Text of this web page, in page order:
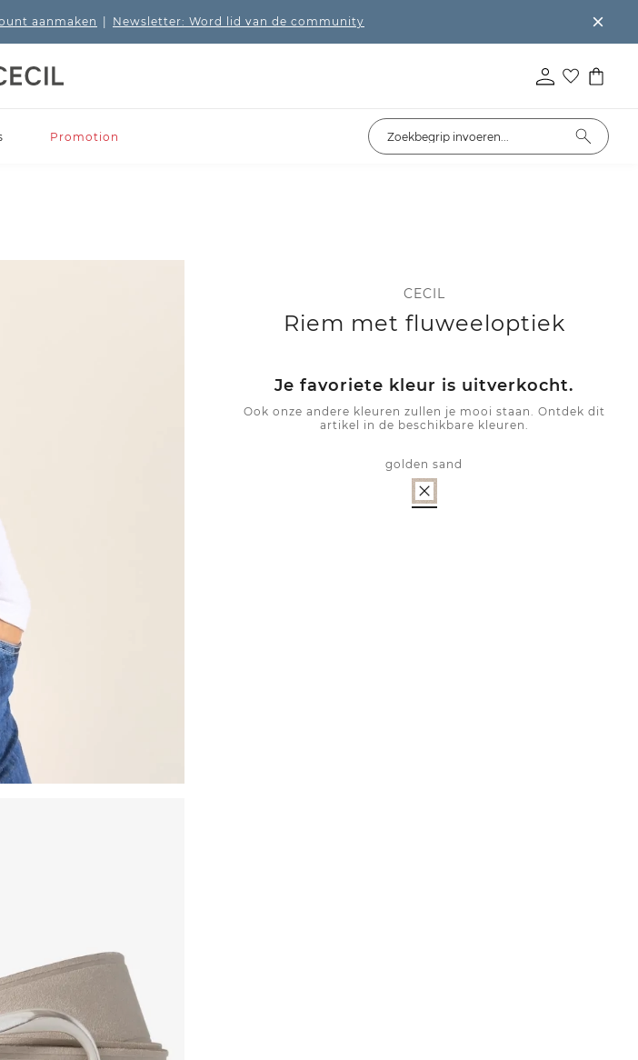
aanmaken Newsletter: Word lid van de community
Promotion
CECIL
Riem met fluweeloptiek
Je favoriete kleur is uitverkocht.
Ook onze andere kleuren zullen je mooi staan. Ontdek dit
artikel in de beschikbare kleuren.
golden sand